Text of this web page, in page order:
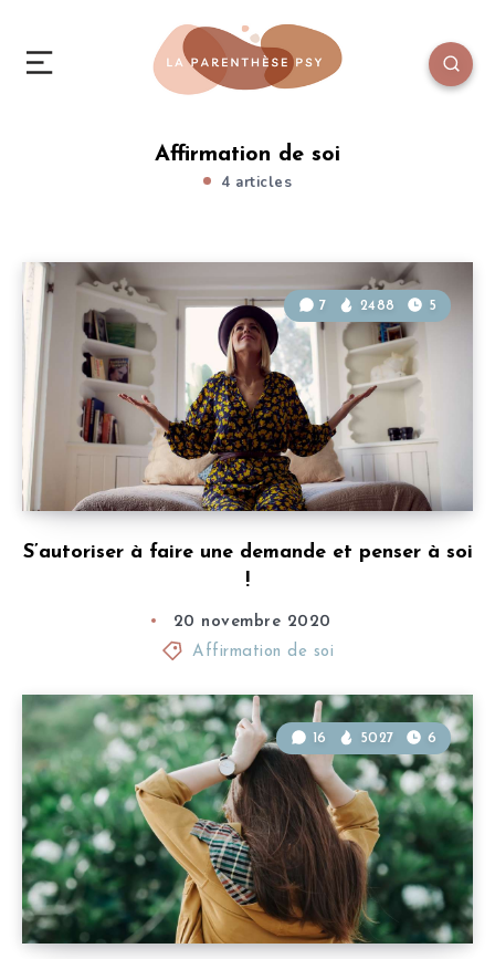
Affirmation de soi
4 articles
S’autoriser à faire une demande et penser à soi
!
7 2488 5
20 novembre 2020
Affirmation de soi
16 5027 6